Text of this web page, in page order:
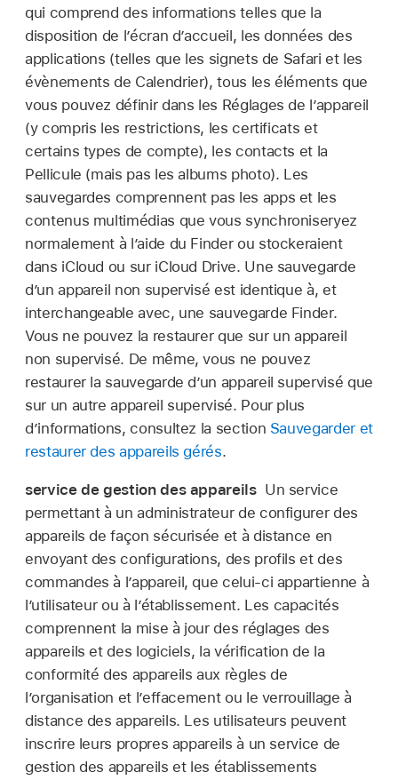
qui comprend des informations telles que la
disposition de l’écran d’accueil, les données des
applications (telles que les signets de Safari et les
évènements de Calendrier), tous les éléments que
vous pouvez définir dans les Réglages de l’appareil
(y compris les restrictions, les certificats et
certains types de compte), les contacts et la
Pellicule (mais pas les albums photo). Les
sauvegardes comprennent pas les apps et les
contenus multimédias que vous synchroniseryez
normalement à lʼaide du Finder ou stockeraient
dans iCloud ou sur iCloud Drive. Une sauvegarde
d’un appareil non supervisé est identique à, et
interchangeable avec, une sauvegarde Finder.
Vous ne pouvez la restaurer que sur un appareil
non supervisé. De même, vous ne pouvez
restaurer la sauvegarde d’un appareil supervisé que
sur un autre appareil supervisé. Pour plus
d’informations, consultez la section Sauvegarder et
restaurer des appareils gérés.
service de gestion des appareils Un service
permettant à un administrateur de configurer des
appareils de façon sécurisée et à distance en
envoyant des configurations, des profils et des
commandes à l’appareil, que celui-ci appartienne à
l’utilisateur ou à l’établissement. Les capacités
comprennent la mise à jour des réglages des
appareils et des logiciels, la vérification de la
conformité des appareils aux règles de
lʼorganisation et l’effacement ou le verrouillage à
distance des appareils. Les utilisateurs peuvent
inscrire leurs propres appareils à un service de
gestion des appareils et les établissements